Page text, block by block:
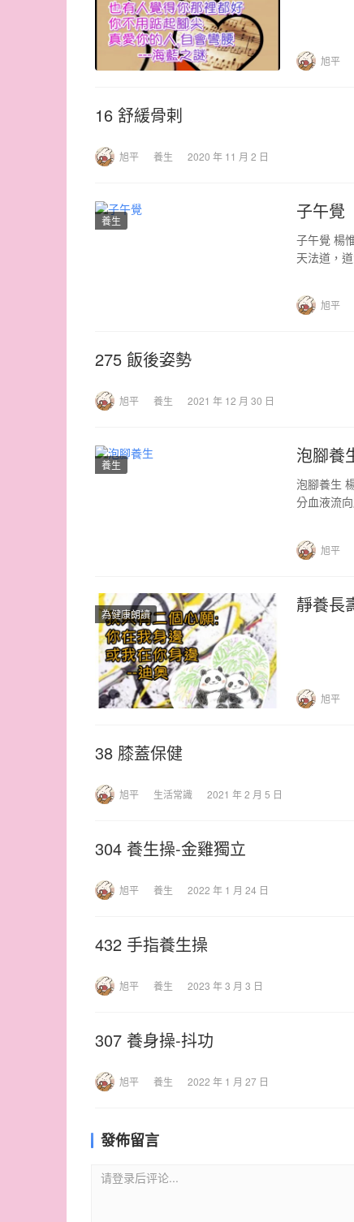
旭平
16 舒緩骨剌
旭平 養生 2020 年 11 月 2 日
養生 子午覺
子午覺 楊
天法道，
旭平
275 飯後姿勢
旭平 養生 2021 年 12 月 30 日
養生 泡腳養
泡腳養生
分血液流
旭平
為健康朗讀 靜養長
旭平
38 膝蓋保健
旭平 生活常識 2021 年 2 月 5 日
304 養生操-金雞獨立
旭平 養生 2022 年 1 月 24 日
432 手指養生操
旭平 養生 2023 年 3 月 3 日
307 養身操-抖功
旭平 養生 2022 年 1 月 27 日
發佈留言
请登录后评论...